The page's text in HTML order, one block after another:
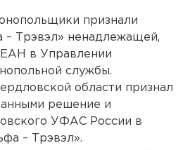
признали
Трэвэл» ненадлежащей,
в Управлении
службы.
области признал
решение и
УФАС России в
– Трэвэл».